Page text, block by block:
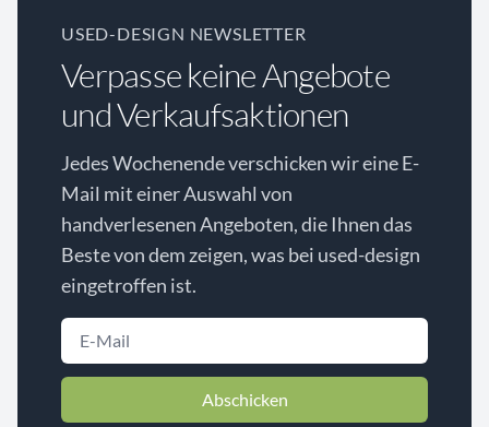
USED-DESIGN NEWSLETTER
Verpasse keine Angebote
und Verkaufsaktionen
Jedes Wochenende verschicken wir eine E-
Mail mit einer Auswahl von
handverlesenen Angeboten, die Ihnen das
Beste von dem zeigen, was bei used-design
eingetroffen ist.
Abschicken